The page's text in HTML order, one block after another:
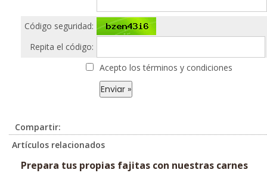
Código seguridad:
Repita el código:
Acepto los términos y condiciones
Compartir:
Artículos relacionados
Prepara tus propias fajitas con nuestras carnes